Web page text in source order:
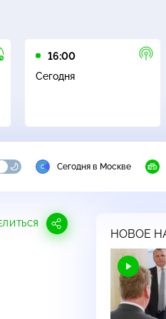
16:00
Сегодня
Сегодня в Москве
НОВОЕ